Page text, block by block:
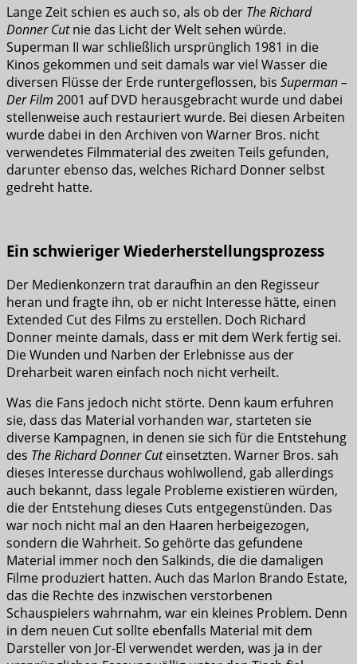
Lange Zeit schien es auch so, als ob der The Richard
Donner Cutnie das Licht der Welt sehen würde.
Superman II war schließlich ursprünglich 1981 in die
Kinos gekommen und seit damals war viel Wasser die
diversen Flüsse der Erde runtergeflossen, bis Superman –
Der Film 2001 auf DVD herausgebracht wurde und dabei
stellenweise auch restauriert wurde. Bei diesen Arbeiten
wurde dabei in den Archiven von Warner Bros. nicht
verwendetes Filmmaterial des zweiten Teils gefunden,
darunter ebenso das, welches Richard Donner selbst
gedreht hatte.
Ein schwieriger Wiederherstellungsprozess
Der Medienkonzern trat daraufhin an den Regisseur
heran und fragte ihn, ob er nicht Interesse hätte, einen
Extended Cut des Films zu erstellen. Doch Richard
Donner meinte damals, dass er mit dem Werk fertig sei.
Die Wunden und Narben der Erlebnisse aus der
Dreharbeit waren einfach noch nicht verheilt.
Was die Fans jedoch nicht störte. Denn kaum erfuhren
sie, dass das Material vorhanden war, starteten sie
diverse Kampagnen, in denen sie sich für die Entstehung
des The Richard Donner Cuteinsetzten. Warner Bros. sah
dieses Interesse durchaus wohlwollend, gab allerdings
auch bekannt, dass legale Probleme existieren würden,
die der Entstehung dieses Cuts entgegenstünden. Das
war noch nicht mal an den Haaren herbeigezogen,
sondern die Wahrheit. So gehörte das gefundene
Material immer noch den Salkinds, die die damaligen
Filme produziert hatten. Auch das Marlon Brando Estate,
das die Rechte des inzwischen verstorbenen
Schauspielers wahrnahm, war ein kleines Problem. Denn
in dem neuen Cut sollte ebenfalls Material mit dem
Darsteller von Jor-El verwendet werden, was ja in der